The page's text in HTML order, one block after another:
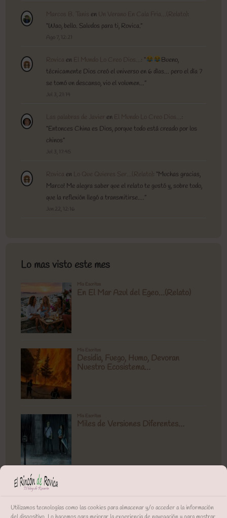
Utilizamos tecnologías como las cookies para almacenar y/o acceder a la información
Marcos B. Tanis en Un Verano En Cala Fria…(Relato) :
“Wao, bello. Saludos para ti, Rovica.”
Ago 7, 12:21
Rovica en El Mundo Lo Creo Dios… : “
Bueno,
técnicamente Dios creó el universo en 6 días… pero el día 7
se tomó un descanso, vio el volumen…”
Jul 3, 21:14
Las palabras de Javier en El Mundo Lo Creo Dios… :
“Entonces China es Dios, porque todo está creado por los
chinos”
Jul 3, 17:45
Rovica en Lo Que Quieres Ser…(Relato) : “Muchas gracias,
Marco! Me alegra saber que el relato te gustó y, sobre todo,
que la reflexión llegó a transmitirse.…”
Jun 22, 12:16
Lo mas visto este mes